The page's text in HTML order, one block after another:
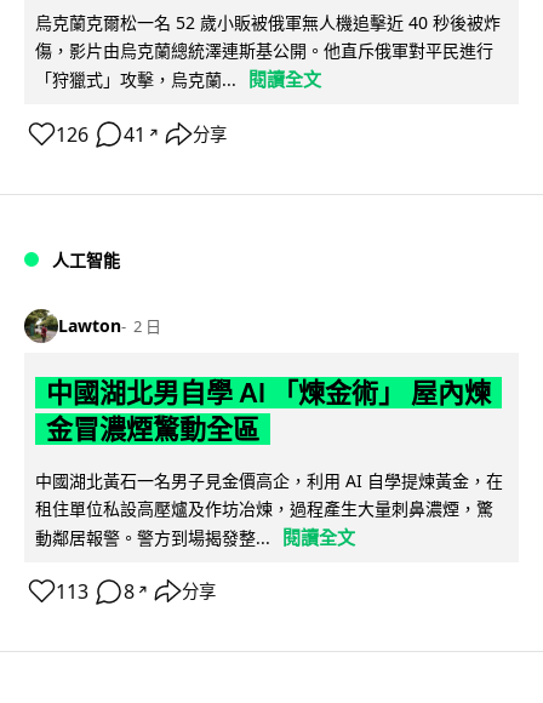
烏克蘭克爾松一名 52 歲小販被俄軍無人機追擊近 40 秒後被炸
傷，影片由烏克蘭總統澤連斯基公開。他直斥俄軍對平民進行
「狩獵式」攻擊，烏克蘭...
閱讀全文
126 41 ↗ 分享
人工智能
Lawton 2 日
中國湖北男自學 AI 「煉金術」 屋內煉
金冒濃煙驚動全區
中國湖北黃石一名男子見金價高企，利用 AI 自學提煉黃金，在
租住單位私設高壓爐及作坊冶煉，過程產生大量刺鼻濃煙，驚
動鄰居報警。警方到場揭發整...
閱讀全文
113 8 ↗ 分享